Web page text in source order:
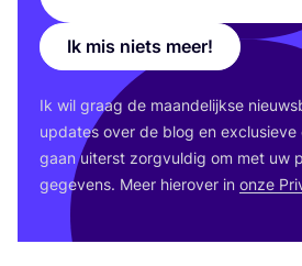
Ik mis niets meer!
Ik wil graag de maan­de­lijk­se
upda­tes over de blog en exclu­sie­ve
gaan uiterst zorg­vul­dig om met uw
gege­vens. Meer hier­over in onze